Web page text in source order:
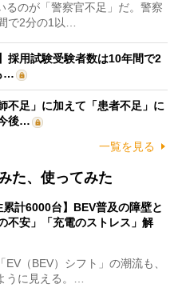
のが「警察官不足」だ。警察
で2分の1以…
採用試験受験者数は10年間で2
…
不足」に加えて「患者不足」に
後…
一覧を見る
た、使ってみた
累計6000台】BEV普及の障壁と
不安」「充電のストレス」解
（BEV）シフト」の潮流も、
うに見える。…